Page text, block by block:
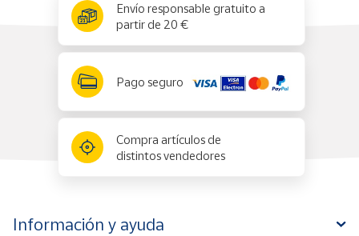
Envío responsable gratuito a
partir de 20 €
Pago seguro
Compra artículos de
distintos vendedores
Información y ayuda